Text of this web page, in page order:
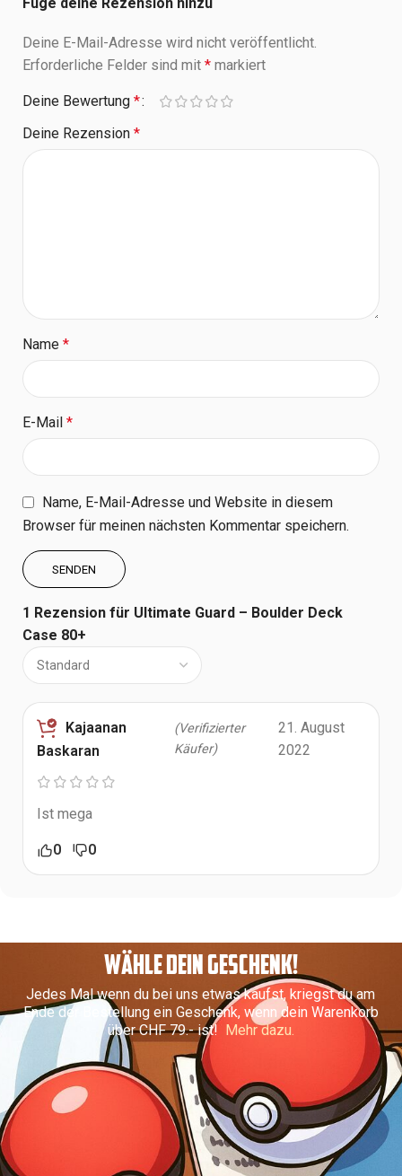
1 Rezension für Ultimate Guard – Boulder Deck
Case 80+
Kajaanan
Baskaran
(Verifizierter
Käufer)
21. August
2022
Ist mega
0 0
Deine E-Mail-Adresse wird nicht veröffentlicht.
Erforderliche Felder sind mit * markiert
Deine Bewertung *
Deine Rezension *
Name *
E-Mail *
Name, E-Mail-Adresse und Website in diesem
Browser für meinen nächsten Kommentar speichern.
WÄHLE DEIN GESCHENK!
Jedes Mal wenn du bei uns etwas kaufst, kriegst du am
Ende der Bestellung ein Geschenk, wenn dein Warenkorb
über CHF 79.- ist! Mehr dazu.